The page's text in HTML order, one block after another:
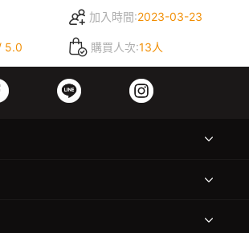
加入時間:2023-03-23
5.0 購買人次:13人